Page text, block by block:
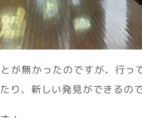
が無かったのですが、行
り、新しい発見ができるの